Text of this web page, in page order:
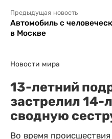
Предыдущая новость
Автомобиль с
в Москве
Новости мира
13-летний
застрелил
сводную
Во время